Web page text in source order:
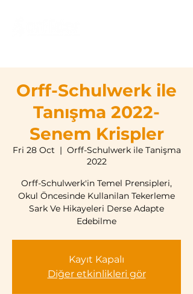
Orff-Schulwerk ile
Tanışma 2022-
Senem Krispler
Fri 28 Oct
  |
Orff-Schulwerk ile Tanişma
2022
Orff-Schulwerk'in Temel Prensipleri,
Okul Öncesinde Kullanilan Tekerleme
Sark Ve Hikayeleri Derse Adapte
Edebilme
Kayıt Kapalı
Diğer etkinlikleri gör